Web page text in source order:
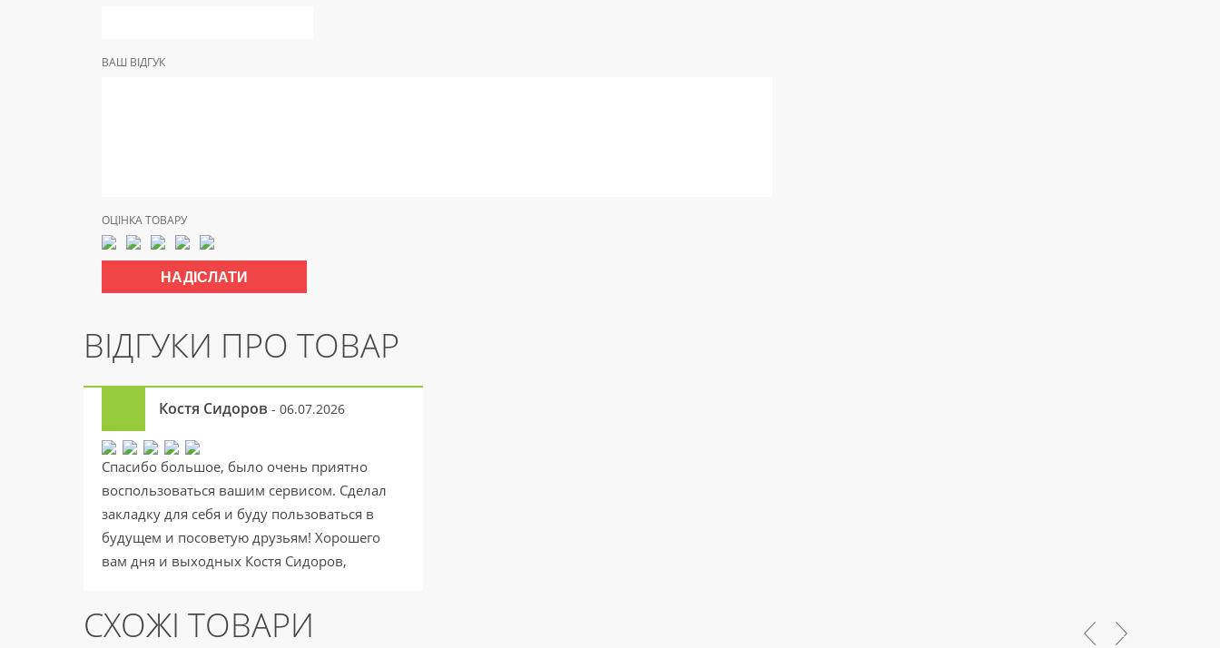
ВАШ ВІДГУК
ОЦІНКА ТОВАРУ
ВІДГУКИ ПРО ТОВАР
Костя Сидоров - 06.07.2026
Спасибо большое, было очень приятно
воспользоваться вашим сервисом. Сделал
закладку для себя и буду пользоваться в
будущем и посоветую друзьям! Хорошего
вам дня и выходных Костя Сидоров,
СХОЖІ ТОВАРИ